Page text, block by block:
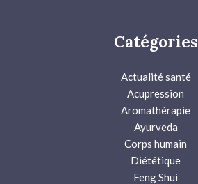
Catégories
Actualité santé
Acupression
Aromathérapie
Ayurveda
Corps humain
Diététique
Feng Shui